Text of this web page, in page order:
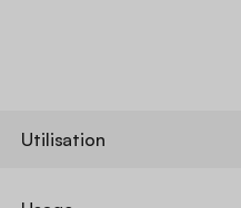
Utilisation